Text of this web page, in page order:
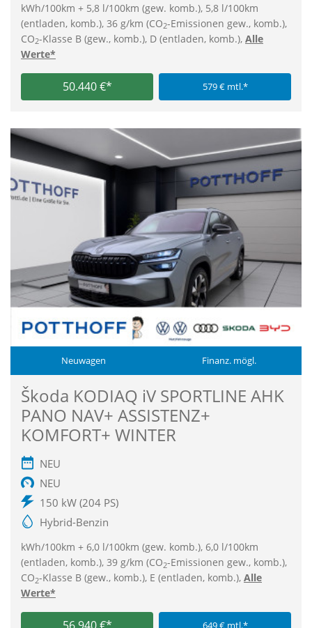
kWh/100km + 5,8 l/100km (gew. komb.), 5,8 l/100km
(entladen, komb.), 36 g/km (CO2-Emissionen gew., komb.),
CO2-Klasse B (gew., komb.), D (entladen, komb.), Alle
Werte*
50.440 €* 579 € mtl.*
Neuwagen Finanz. mögl.
Škoda KODIAQ iV SPORTLINE AHK
PANO NAV+ ASSISTENZ+
KOMFORT+ WINTER
NEU
NEU
150 kW (204 PS)
Hybrid-Benzin
kWh/100km + 6,0 l/100km (gew. komb.), 6,0 l/100km
(entladen, komb.), 39 g/km (CO2-Emissionen gew., komb.),
CO2-Klasse B (gew., komb.), E (entladen, komb.), Alle
Werte*
649 € mtl.*